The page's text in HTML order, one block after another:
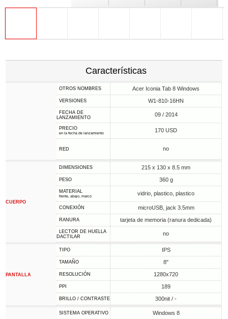
Características
OTROS NOMBRES Acer Iconia Tab 8 Windows
VERSIONES W1-810-16HN
FECHA DE
LANZAMIENTO
09 / 2014
PRECIO
en la fecha de lanzamiento 170 USD
RED no
CUERPO
DIMENSIONES 215 x 130 x 8.5 mm
PESO 360 g
MATERIAL
frente, abajo, marco vidrio, plastico, plastico
CONEXIÓN microUSB, jack 3.5mm
RANURA tarjeta de memoria (ranura dedicada)
LECTOR DE HUELLA
DACTILAR
no
PANTALLA
TIPO IPS
TAMAÑO 8"
RESOLUCIÓN 1280x720
PPI 189
BRILLO / CONTRASTE 300nit / -
SISTEMA OPERATIVO Windows 8